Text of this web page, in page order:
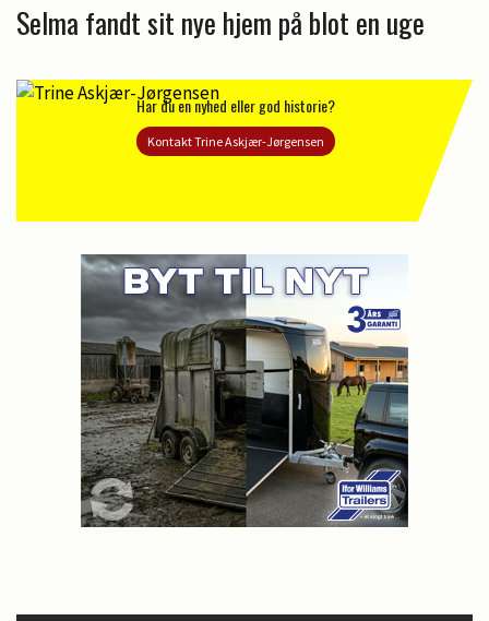
Selma fandt sit nye hjem på blot en uge
Har du en nyhed eller god historie?
Kontakt Trine Askjær-Jørgensen